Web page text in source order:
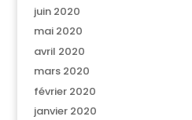
juin 2020
mai 2020
avril 2020
mars 2020
février 2020
janvier 2020